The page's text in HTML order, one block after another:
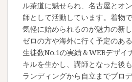
ル茶道に魅せられ、名古屋とオ
師として活動しています。着物
気軽に始められるのが魅力の新
ゼロの方や海外に行く予定のあ
生徒数No.1の実績＆WEBデザイ
キルを生かし、講師となった後
ランディングから自立までプロ